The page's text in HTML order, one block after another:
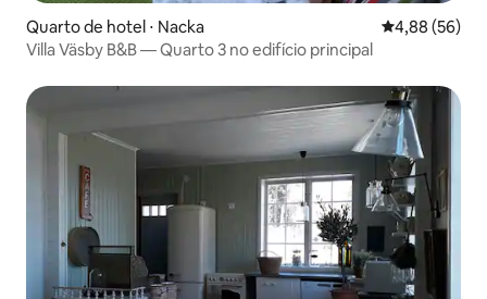
Quarto de hotel ⋅ Nacka 4,88 de uma
4,88 (56)
Villa Väsby B&B — Quarto 3 no edifício principal